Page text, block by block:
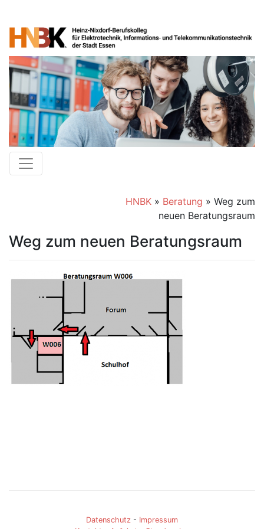
HNBK» Beratung » Weg zum
neuen Beratungsraum
Weg zum neuen Beratungsraum
Datenschutz - Impressum